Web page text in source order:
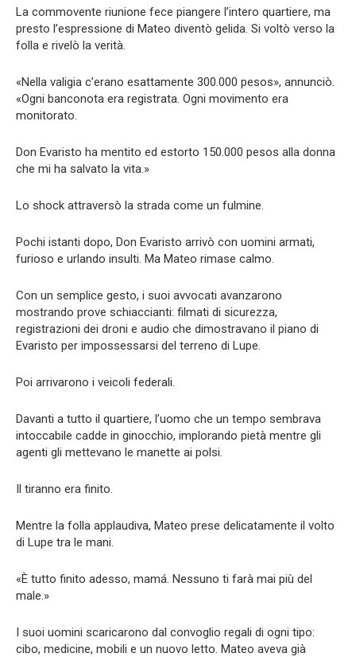
La commovente riunione fece piangere l’intero quartiere, ma
presto l’espressione di Mateo diventò gelida. Si voltò verso la
folla e rivelò la verità.
«Nella valigia c’erano esattamente 300.000 pesos», annunciò.
«Ogni banconota era registrata. Ogni movimento era
monitorato.
Don Evaristo ha mentito ed estorto 150.000 pesos alla donna
che mi ha salvato la vita.»
Lo shock attraversò la strada come un fulmine.
Pochi istanti dopo, Don Evaristo arrivò con uomini armati,
furioso e urlando insulti. Ma Mateo rimase calmo.
Con un semplice gesto, i suoi avvocati avanzarono
mostrando prove schiaccianti: filmati di sicurezza,
registrazioni dei droni e audio che dimostravano il piano di
Evaristo per impossessarsi del terreno di Lupe.
Poi arrivarono i veicoli federali.
Davanti a tutto il quartiere, l’uomo che un tempo sembrava
intoccabile cadde in ginocchio, implorando pietà mentre gli
agenti gli mettevano le manette ai polsi.
Il tiranno era finito.
Mentre la folla applaudiva, Mateo prese delicatamente il volto
di Lupe tra le mani.
«È tutto finito adesso, mamá. Nessuno ti farà mai più del
male.»
I suoi uomini scaricarono dal convoglio regali di ogni tipo:
cibo, medicine, mobili e un nuovo letto. Mateo aveva già